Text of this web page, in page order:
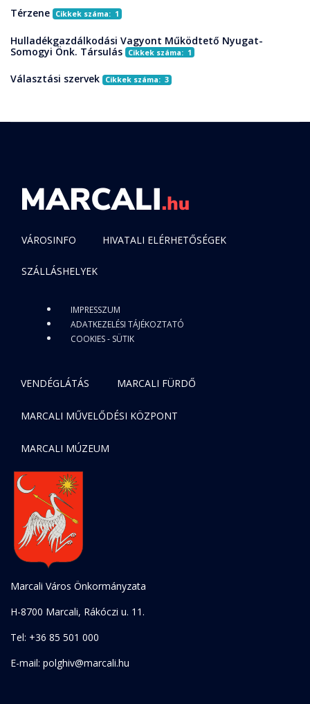
Térzene Cikkek száma: 1
Hulladékgazdálkodási Vagyont Működtető Nyugat-
Somogyi Önk. Társulás
Cikkek száma: 1
Választási szervek Cikkek száma: 3
VÁROSINFO HIVATALI ELÉRHETŐSÉGEK
SZÁLLÁSHELYEK
IMPRESSZUM
ADATKEZELÉSI TÁJÉKOZTATÓ
COOKIES - SÜTIK
VENDÉGLÁTÁS MARCALI FÜRDŐ
MARCALI MŰVELŐDÉSI KÖZPONT
MARCALI MÚZEUM
Marcali Város Önkormányzata
H-8700 Marcali, Rákóczi u. 11.
Tel: +36 85 501 000
E-mail: polghiv@marcali.hu